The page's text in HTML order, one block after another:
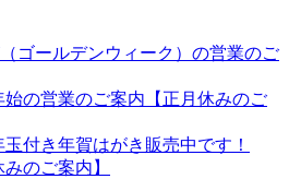
（ゴールデンウィーク）の営業のご
始の営業のご案内【正月休みのご
玉付き年賀はがき販売中です！
みのご案内】